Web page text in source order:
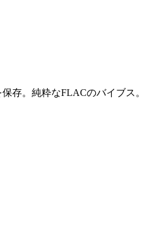
存。純粋なFLACのバイブス。